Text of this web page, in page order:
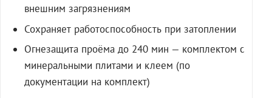
внешним загрязнениям
Сохраняет работоспособность при затоплении
Огнезащита проёма до 240 мин — комплектом с
минеральными плитами и клеем (по
документации на комплект)